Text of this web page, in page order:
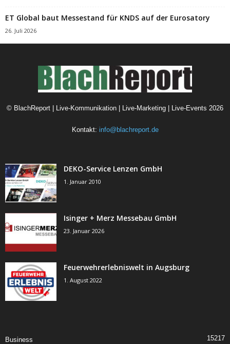
ET Global baut Messestand für KNDS auf der Eurosatory
26. Juli 2026
© BlachReport | Live-Kommunikation | Live-Marketing | Live-Events 2026
Kontakt: info@blachreport.de
DEKO-Service Lenzen GmbH
1. Januar 2010
Isinger + Merz Messebau GmbH
23. Januar 2026
Feuerwehrerlebniswelt in Augsburg
1. August 2022
Business 15217